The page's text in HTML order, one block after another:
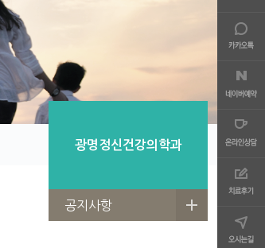
광명정신건강의학과
공지사항